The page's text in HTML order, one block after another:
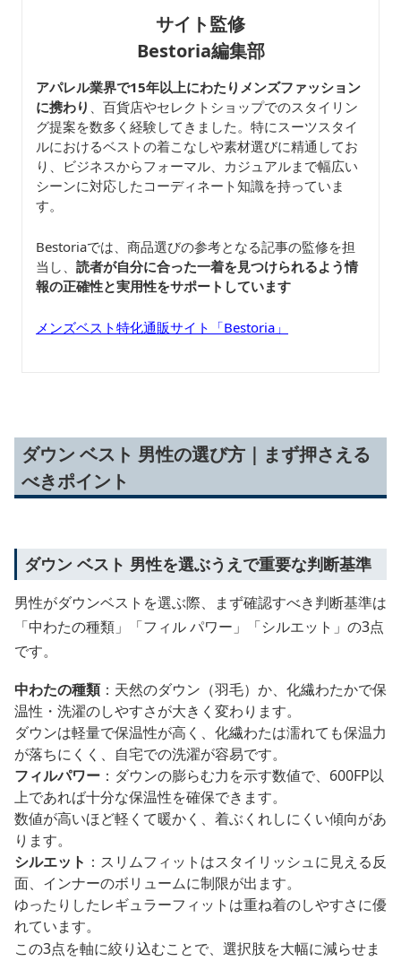
サイト監修
Bestoria編集部
アパレル業界で15年以上にわたりメンズファッション
に携わり
、百貨店やセレクトショップでのスタイリン
グ提案を数多く経験してきました。特にスーツスタイ
ルにおけるベストの着こなしや素材選びに精通してお
り、ビジネスからフォーマル、カジュアルまで幅広い
シーンに対応したコーディネート知識を持っていま
す。
Bestoriaでは、商品選びの参考となる記事の監修を担
当し、 読者が自分に合った一着を見つけられるよう情
報の正確性と実用性をサポートしています
メンズベスト特化通販サイト「Bestoria」
ダウン ベスト 男性の選び方｜まず押さえる
べきポイント
ダウン ベスト 男性を選ぶうえで重要な判断基準
男性がダウンベストを選ぶ際、まず確認すべき判断基準は
「中わたの種類」「フィル パワー」「シルエット」の3点
です。
中わたの種類：天然のダウン（羽毛）か、化繊わたかで保
温性・洗濯のしやすさが大きく変わります。
ダウンは軽量で保温性が高く、化繊わたは濡れても保温力
が落ちにくく、自宅での洗濯が容易です。
フィルパワー ：ダウンの膨らむ力を示す数値で、600FP以
上であれば十分な保温性を確保できます。
数値が高いほど軽くて暖かく、着ぶくれしにくい傾向があ
ります。
シルエット ：スリムフィットはスタイリッシュに見える反
面、インナーのボリュームに制限が出ます。
ゆったりしたレギュラーフィットは重ね着のしやすさに優
れています。
この3点を軸に絞り込むことで、選択肢を大幅に減らせま